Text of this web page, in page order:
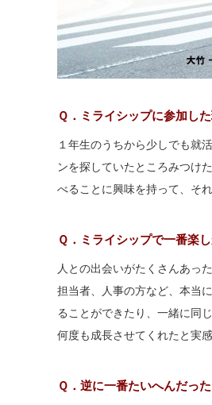
Ｑ．ミライシップに参加し
１年生のうちから少しでも就
ンを探していたところみつけ
べることに興味を持って、そ
Ｑ．ミライシップで一番楽
人との出会いがたくさんあっ
担当者、人事の方など、本当
ることができたり、一緒に同
何度も成長させてくれたと実感
Ｑ．逆に一番たいへんだっ